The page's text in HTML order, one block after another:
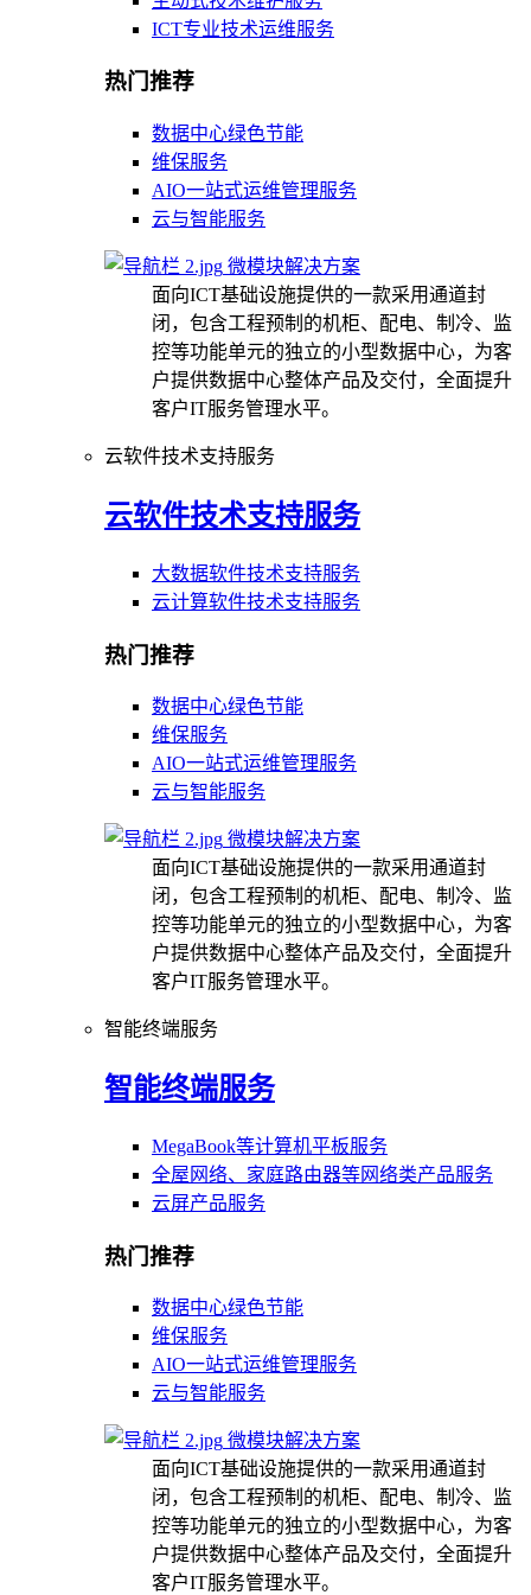
ICT专业技术运维服务
热门推荐
数据中心绿色节能
维保服务
AIO一站式运维管理服务
云与智能服务
微模块解决方案
面向ICT基础设施提供的一款采用通道封
闭，包含工程预制的机柜、配电、制冷、监
控等功能单元的独立的小型数据中心，为客
户提供数据中心整体产品及交付，全面提升
客户IT服务管理水平。
云软件技术支持服务
云软件技术支持服务
大数据软件技术支持服务
云计算软件技术支持服务
热门推荐
数据中心绿色节能
维保服务
AIO一站式运维管理服务
云与智能服务
微模块解决方案
面向ICT基础设施提供的一款采用通道封
闭，包含工程预制的机柜、配电、制冷、监
控等功能单元的独立的小型数据中心，为客
户提供数据中心整体产品及交付，全面提升
客户IT服务管理水平。
智能终端服务
智能终端服务
MegaBook等计算机平板服务
全屋网络、家庭路由器等网络类产品服务
云屏产品服务
热门推荐
数据中心绿色节能
维保服务
AIO一站式运维管理服务
云与智能服务
微模块解决方案
面向ICT基础设施提供的一款采用通道封
闭，包含工程预制的机柜、配电、制冷、监
控等功能单元的独立的小型数据中心，为客
户提供数据中心整体产品及交付，全面提升
客户IT服务管理水平。